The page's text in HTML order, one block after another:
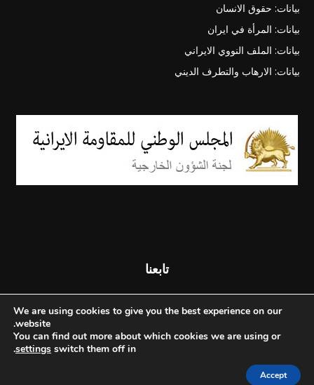
بيانات: حقوق الانسان
بيانات: المرأة في ايران
بيانات: الملف النووي الايراني
بيانات: الارهاب والتطرف الديني
تابعنا
© جميع الحقوق محفوظة - المجلس الوطني للمقاومة الإيرانية - 2026
We are using cookies to give you the best experience on our
website.
You can find out more about which cookies we are using or
switch them off in
settings
.
Accept